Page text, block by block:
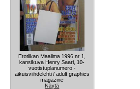
Erotiikan Maailma 1996 nr 1,
kansikuva Henry Saari, 10-
vuotistuplanumero -
aikuisviihdelehti / adult graphics
magazine
Näytä